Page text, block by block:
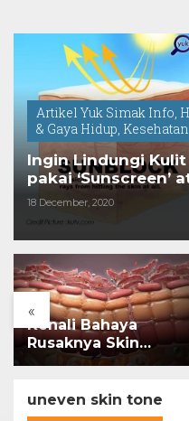
Artikel Yuk Simak Info,
& Gaya Hidup, Kesehatan
Ingin Lindungi
pakai ‘Sunscreen’
18 December, 2020
«
Kenali Bahaya
Rusaknya Skin
Barrier
uneven skin tone